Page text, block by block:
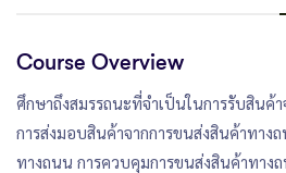
Course Overview
ศึกษาถึงสมรรถนะที่จำเป็นในการรับสินค้
การส่งมอบสินค้าจากการขนส่งสินค้าทาง
ทางถนน การควบคุมการขนส่งสินค้าทาง